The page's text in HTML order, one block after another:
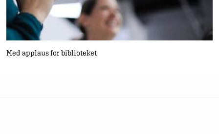
Med applaus for biblioteket